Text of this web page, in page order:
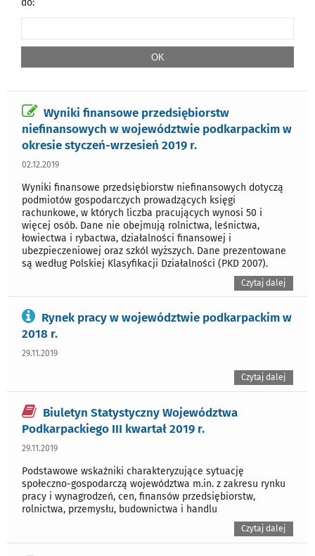
Wyniki finansowe przedsiębiorstw
niefinansowych w województwie podkarpackim w
okresie styczeń-wrzesień 2019 r.
02.12.2019
Wyniki finansowe przedsiębiorstw niefinansowych dotyczą
podmiotów gospodarczych prowadzących księgi
rachunkowe, w których liczba pracujących wynosi 50 i
więcej osób. Dane nie obejmują rolnictwa, leśnictwa,
łowiectwa i rybactwa, działalności finansowej i
ubezpieczeniowej oraz szkól wyższych. Dane prezentowane
są według Polskiej Klasyfikacji Działalności (PKD 2007).
Czytaj dalej
Rynek pracy w województwie podkarpackim w
2018 r.
29.11.2019
Czytaj dalej
Biuletyn Statystyczny Województwa
Podkarpackiego III kwartał 2019 r.
29.11.2019
Podstawowe wskaźniki charakteryzujące sytuację
społeczno-gospodarczą województwa m.in. z zakresu rynku
pracy i wynagrodzeń, cen, finansów przedsiębiorstw,
rolnictwa, przemysłu, budownictwa i handlu
Czytaj dalej